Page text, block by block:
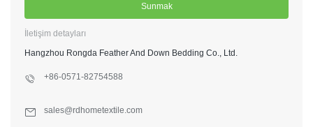
Sunmak
İletişim detayları
Hangzhou Rongda Feather And Down Bedding Co., Ltd.
+86-0571-82754588
sales@rdhometextile.com